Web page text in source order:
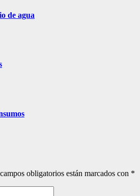
de agua
obligatorios están marcados con *